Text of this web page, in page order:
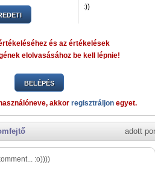
:))
és az értékelések
elolvasásához be kell lépnie!
BELÉPÉS
akkor regisztráljon egyet.
adott
:o))))